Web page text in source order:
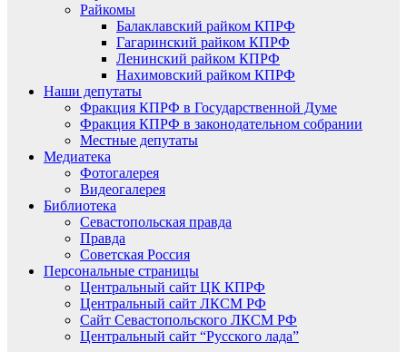
Райкомы
Балаклавский райком КПРФ
Гагаринский райком КПРФ
Ленинский райком КПРФ
Нахимовский райком КПРФ
Наши депутаты
Фракция КПРФ в Государственной Думе
Фракция КПРФ в законодательном собрании
Местные депутаты
Медиатека
Фотогалерея
Видеогалерея
Библиотека
Севастопольская правда
Правда
Советская Россия
Персональные страницы
Центральный сайт ЦК КПРФ
Центральный сайт ЛКСМ РФ
Сайт Севастопольского ЛКСМ РФ
Центральный сайт “Русского лада”